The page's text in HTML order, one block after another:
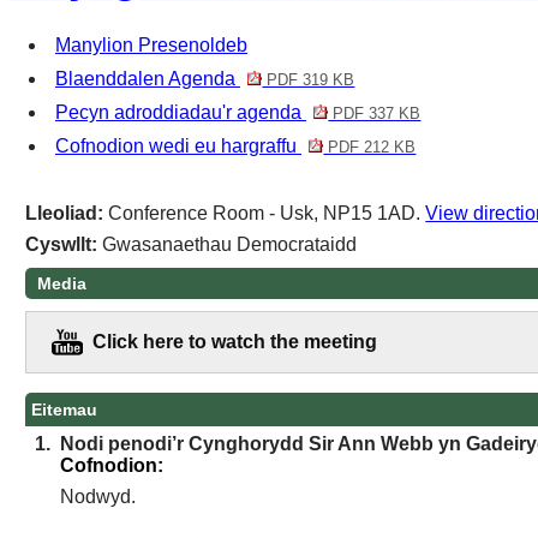
Manylion Presenoldeb
Blaenddalen Agenda
PDF 319 KB
Pecyn adroddiadau'r agenda PDF 337 KB
Cofnodion wedi eu hargraffu PDF 212 KB
Lleoliad:Conference Room - Usk, NP15 1AD.View
Cyswllt:Gwasanaethau Democrataidd
Media
Click here to watch the meeting
Eitemau
1.
Nodi penodi’r Cynghorydd Sir Ann Webb yn
Cofnodion:
Nodwyd.